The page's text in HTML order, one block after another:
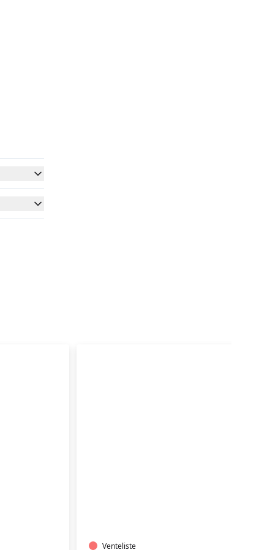
Venteliste